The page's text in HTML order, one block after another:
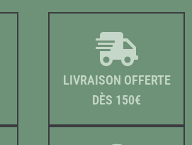
LIVRAISON OFFERTE
DÈS 150€